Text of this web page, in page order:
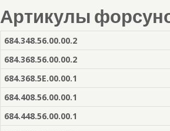
Артикулы
684.348.56.00.00.2
684.368.56.00.00.2
684.368.5E.00.00.1
684.408.56.00.00.1
684.448.56.00.00.1